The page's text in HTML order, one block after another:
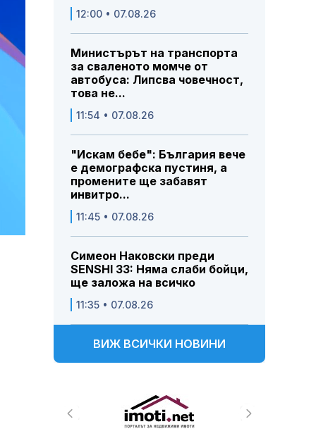
12:00 • 07.08.26
Министърът на транспорта
за сваленото момче от
автобуса: Липсва човечност,
това не...
11:54 • 07.08.26
"Искам бебе": България вече
е демографска пустиня, а
промените ще забавят
инвитро...
11:45 • 07.08.26
Симеон Наковски преди
SENSHI 33: Няма слаби бойци,
ще заложа на всичко
11:35 • 07.08.26
ВИЖ ВСИЧКИ НОВИНИ